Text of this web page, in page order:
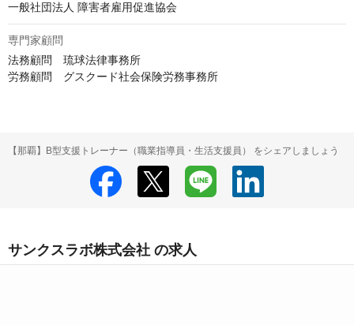
一般社団法人 障害者雇用促進協会
専門家顧問
法務顧問　琉球法律事務所
労務顧問　グスクード社会保険労務事務所
【那覇】B型支援トレーナー（職業指導員・生活支援員） をシェアしましょう
サンクスラボ株式会社 の求人